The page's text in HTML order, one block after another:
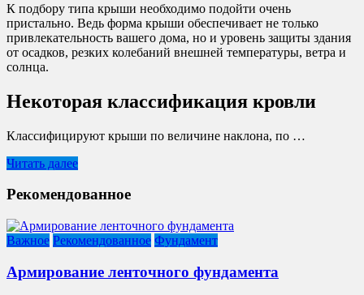
К подбору типа крыши необходимо подойти очень
пристально. Ведь форма крыши обеспечивает не только
привлекательность вашего дома, но и уровень защиты здания
от осадков, резких колебаний внешней температуры, ветра и
солнца.
Некоторая классификация кровли
Классифицируют крыши по величине наклона, по …
Читать далее
Рекомендованное
Важное Рекомендованное Фундамент
Армирование ленточного фундамента